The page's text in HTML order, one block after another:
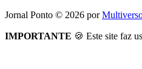
Jornal Ponto © 2026 por
IMPORTANTE 🍪 Este site faz